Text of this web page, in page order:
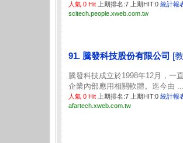
人氣 0 Hit 上期排名:7 上期HIT:0 統計報
scitech.people.xweb.com.tw
91. 騰發科技股份有限公司 [
騰發科技成立於1998年12月，一
企業內部應用相關軟體。迄今由 ...
人氣 0 Hit 上期排名:7 上期HIT:0 統計報
afartech.xweb.com.tw